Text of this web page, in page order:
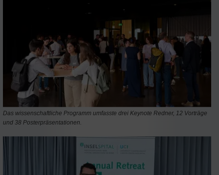
Das wissenschaftliche Programm umfasste drei Keynote Redner, 12 Vorträge
und 38 Posterpräsentationen.